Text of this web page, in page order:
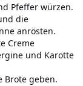
Pfeffer würzen.
die
anrösten.
Creme
und Karotte
Brote geben.